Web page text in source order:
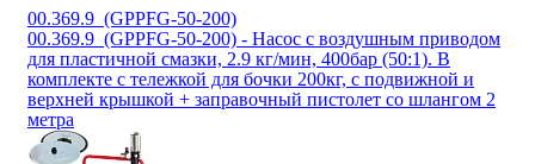
00.369.9_(GPPFG-50-200)
00.369.9_(GPPFG-50-200) - Насос с воздушным приводом
для пластичной смазки, 2.9 кг/мин, 400бар (50:1). В
комплекте с тележкой для бочки 200кг, с подвижной и
верхней крышкой + заправочный пистолет со шлангом 2
метра